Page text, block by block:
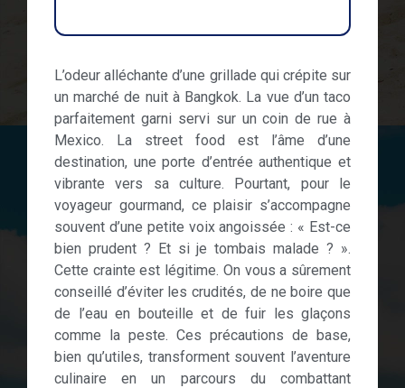
L’odeur alléchante d’une grillade qui crépite sur
un marché de nuit à Bangkok. La vue d’un taco
parfaitement garni servi sur un coin de rue à
Mexico. La street food est l’âme d’une
destination, une porte d’entrée authentique et
vibrante vers sa culture. Pourtant, pour le
voyageur gourmand, ce plaisir s’accompagne
souvent d’une petite voix angoissée : « Est-ce
bien prudent ? Et si je tombais malade ? ».
Cette crainte est légitime. On vous a sûrement
conseillé d’éviter les crudités, de ne boire que
de l’eau en bouteille et de fuir les glaçons
comme la peste. Ces précautions de base,
bien qu’utiles, transforment souvent l’aventure
culinaire en un parcours du combattant